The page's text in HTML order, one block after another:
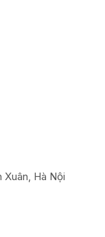
Xuân, Hà Nội